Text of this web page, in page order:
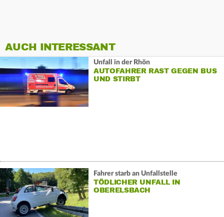
AUCH INTERESSANT
Unfall in der Rhön
AUTOFAHRER RAST GEGEN BUS
UND STIRBT
Fahrer starb an Unfallstelle
TÖDLICHER UNFALL IN
OBERELSBACH